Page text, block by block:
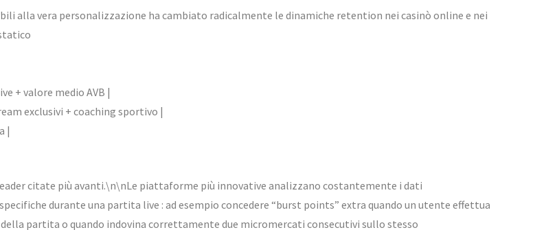
alla vera personalizzazione ha cambiato radicalmente le dinamiche retention nei casinò online e nei
+ valore medio AVB |
exclusivi + coaching sportivo |
|
citate più avanti.\n\nLe piattaforme più innovative analizzano costantemente i dati
durante una partita live : ad esempio concedere “burst points” extra quando un utente effettua
partita o quando indovina correttamente due micro­mercati consecutivi sullo stesso